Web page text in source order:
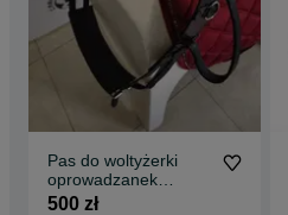
Pas do woltyżerki
oprowadzanek
skórzany pony/cob
500 zł